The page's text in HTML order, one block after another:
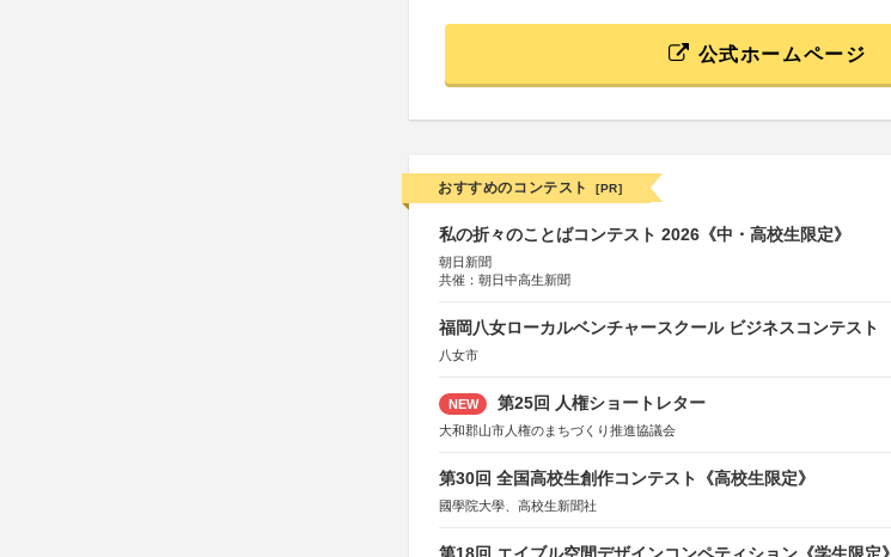
公式ホームページ
おすすめのコンテスト [PR]
私の折々のことばコンテスト 2026《中・高校生限定》
朝日新聞
共催：朝日中高生新聞
福岡八女ローカルベンチャースクール ビジネスコンテスト
八女市
NEW 第25回 人権ショートレター
大和郡山市人権のまちづくり推進協議会
第30回 全国高校生創作コンテスト《高校生限定》
國學院大學、高校生新聞社